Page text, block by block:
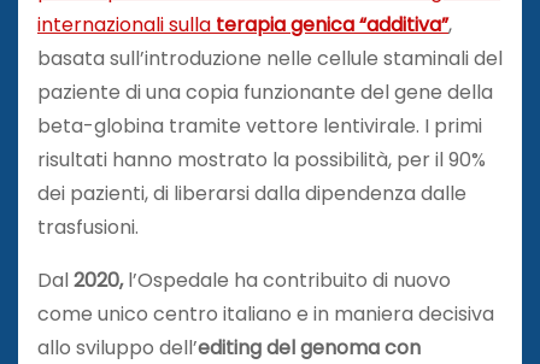
internazionali sulla terapia genica “additiva”,
basata sull’introduzione nelle cellule staminali del
paziente di una copia funzionante del gene della
beta-globina tramite vettore lentivirale. I primi
risultati hanno mostrato la possibilità, per il 90%
dei pazienti, di liberarsi dalla dipendenza dalle
trasfusioni.
Dal2020,l’Ospedale ha contribuito di nuovo
come unico centro italiano e in maniera decisiva
allo sviluppo dell’editing del genoma con